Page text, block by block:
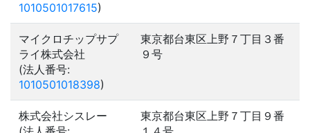
1010501017615)
マイクロチップサプ
ライ株式会社
(法人番号:
1010501018398)
東京都台東区上野７丁目３番
９号
株式会社シスレー
東京都台東区上野７丁目９番